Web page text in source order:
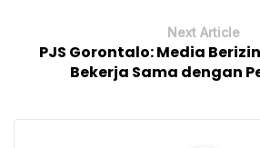
Next Article
PJS Gorontalo: Media
Bekerja Sama dengan